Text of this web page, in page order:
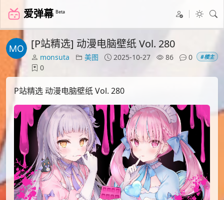
爱弹幕 Beta
[P站精选] 动漫电脑壁纸 Vol. 280
monsuta 美图 2025-10-27 86
0
0
#楼主
P站精选 动漫电脑壁纸 Vol. 280